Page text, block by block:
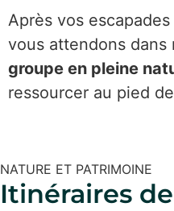
Après vos
vous attendons dans
groupe en pleine
ressourcer au pied
NATURE ET PATRIMOINE
Itinéraires